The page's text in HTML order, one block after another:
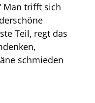
Man trifft sich
Teil, regt das
schmieden